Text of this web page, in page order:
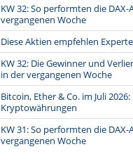
KW 32: So performten die
vergangenen Woche
Diese Aktien empfehlen
KW 32: Die Gewinner und
in der vergangenen Woche
Bitcoin, Ether & Co. im Juli
Kryptowährungen
KW 31: So performten die
vergangenen Woche